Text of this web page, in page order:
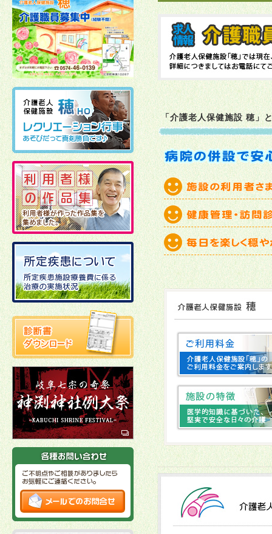
2026年07月11日
2026年06月30日
2026年06月12日
2026年06月01日
2026年06月01日
2026年04月22日
2026年03月30日
2026年03月23日
2026年02月10日
2026年01月06日
2025年12月19日
2025年11月21日
2025年11月11日
「介護老人保健施設 穂」